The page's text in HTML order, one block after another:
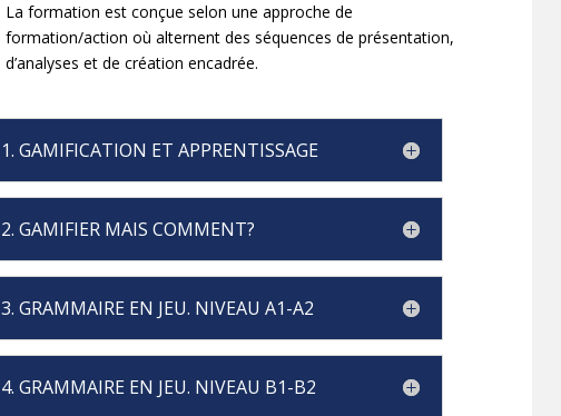
La formation est conçue selon une approche de
formation/action où alternent des séquences de présentation,
d’analyses et de création encadrée.
1. GAMIFICATION ET APPRENTISSAGE
2. GAMIFIER MAIS COMMENT?
3. GRAMMAIRE EN JEU. NIVEAU A1-A2
4. GRAMMAIRE EN JEU. NIVEAU B1-B2